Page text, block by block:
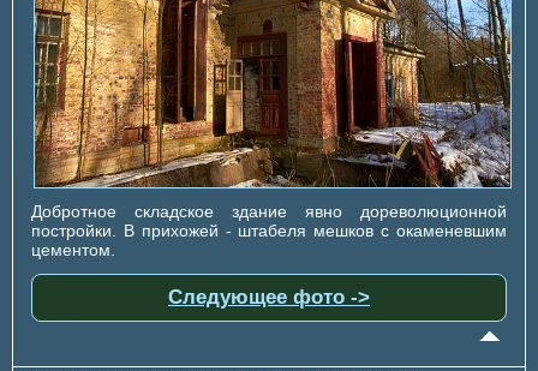
Добротное складское здание явно дореволюционной
постройки. В прихожей - штабеля мешков с окаменевшим
цементом.
Следующее фото ->